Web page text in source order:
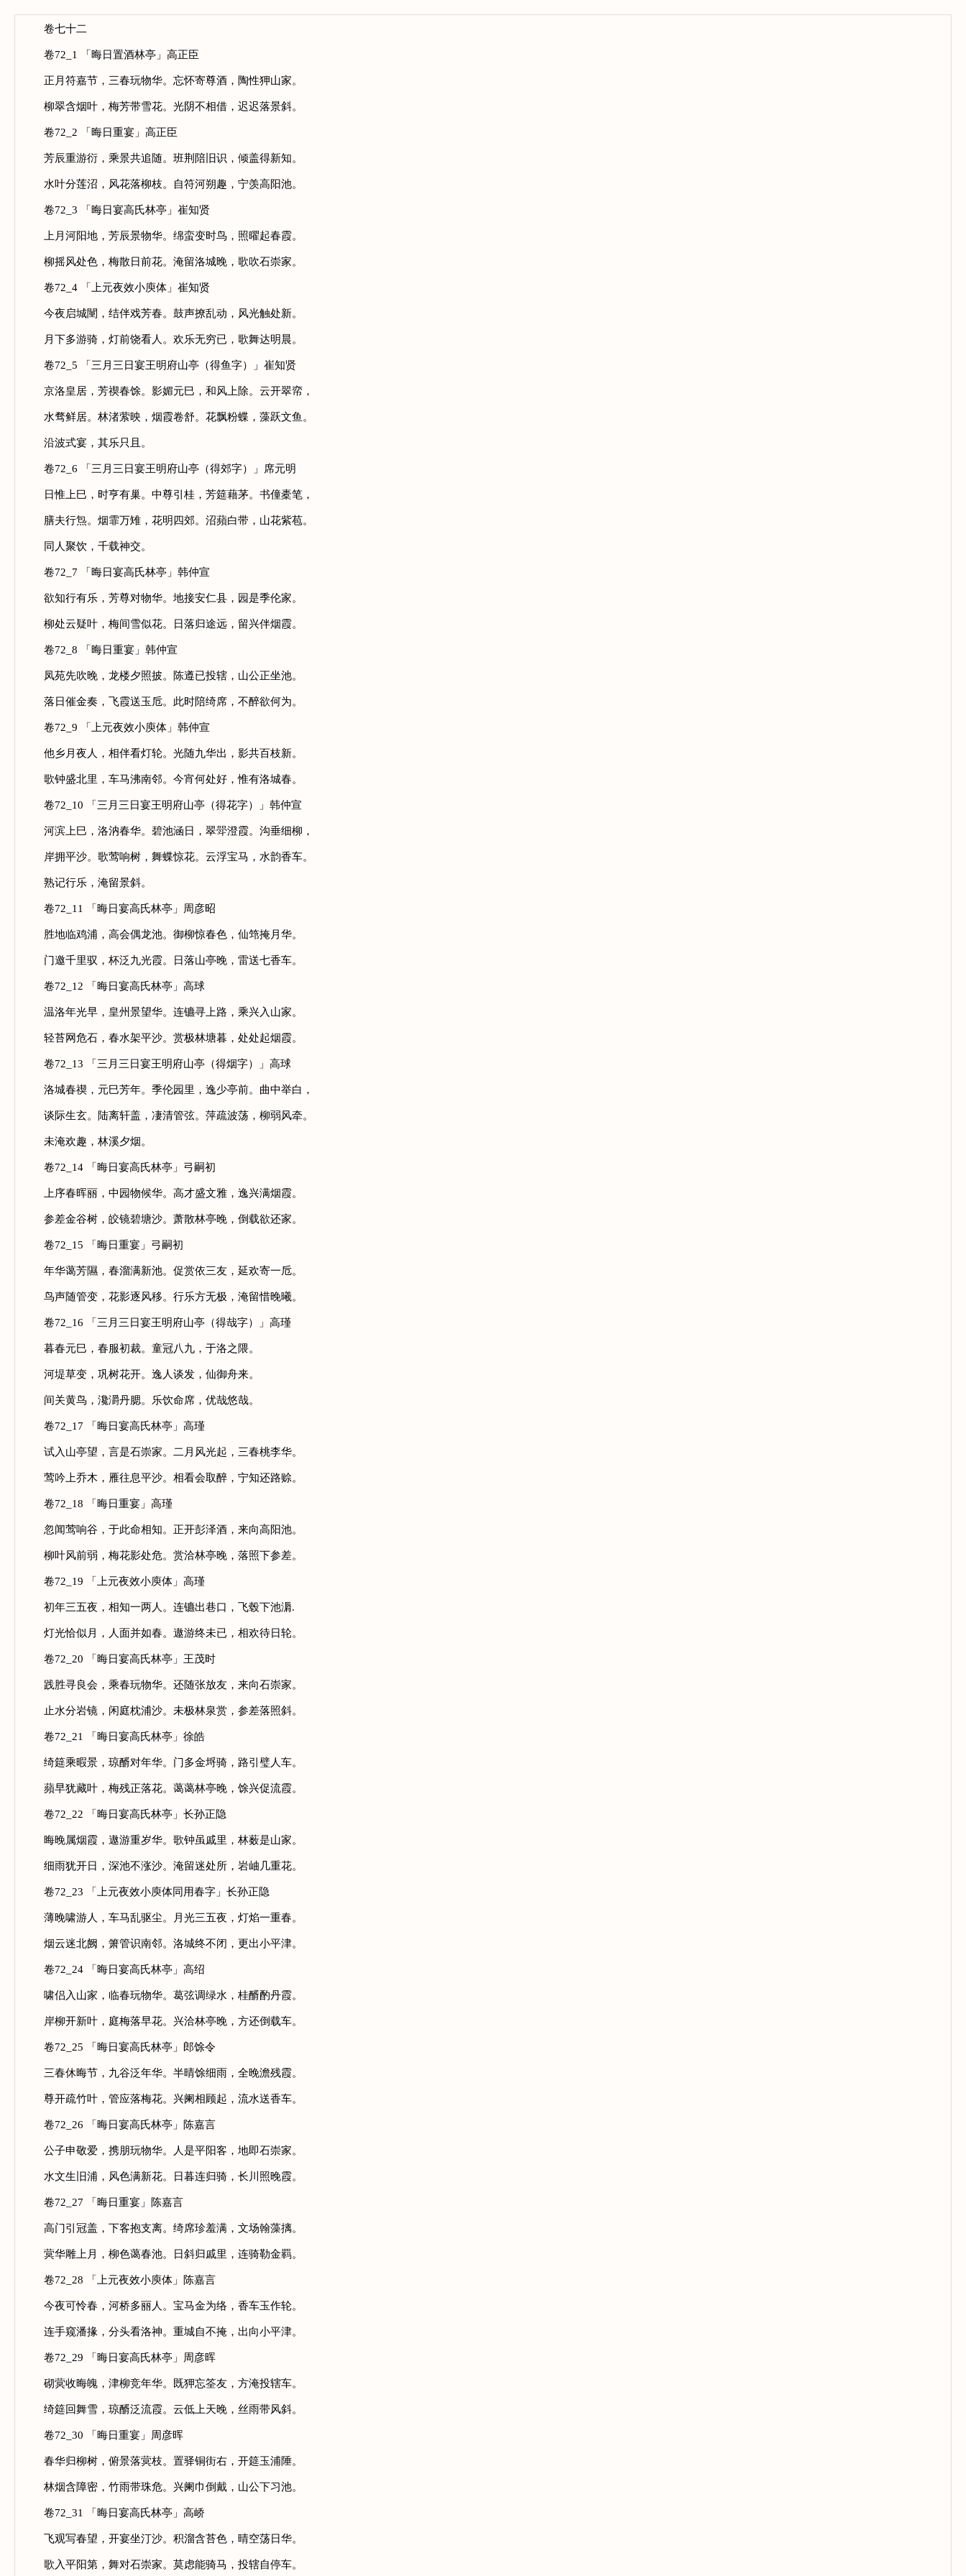
卷七十二
卷72_1 「晦日置酒林亭」高正臣
正月符嘉节，三春玩物华。忘怀寄尊酒，陶性狎山家。
柳翠含烟叶，梅芳带雪花。光阴不相借，迟迟落景斜。
卷72_2 「晦日重宴」高正臣
芳辰重游衍，乘景共追随。班荆陪旧识，倾盖得新知。
水叶分莲沼，风花落柳枝。自符河朔趣，宁羡高阳池。
卷72_3 「晦日宴高氏林亭」崔知贤
上月河阳地，芳辰景物华。绵蛮变时鸟，照曜起春霞。
柳摇风处色，梅散日前花。淹留洛城晚，歌吹石崇家。
卷72_4 「上元夜效小庾体」崔知贤
今夜启城闉，结伴戏芳春。鼓声撩乱动，风光触处新。
月下多游骑，灯前饶看人。欢乐无穷已，歌舞达明晨。
卷72_5 「三月三日宴王明府山亭（得鱼字）」崔知贤
京洛皇居，芳禊春馀。影媚元巳，和风上除。云开翠帟，
水骛鲜居。林渚萦映，烟霞卷舒。花飘粉蝶，藻跃文鱼。
沿波式宴，其乐只且。
卷72_6 「三月三日宴王明府山亭（得郊字）」席元明
日惟上巳，时亨有巢。中尊引桂，芳筵藉茅。书僮橐笔，
膳夫行炰。烟霏万雉，花明四郊。沼蘋白带，山花紫苞。
同人聚饮，千载神交。
卷72_7 「晦日宴高氏林亭」韩仲宣
欲知行有乐，芳尊对物华。地接安仁县，园是季伦家。
柳处云疑叶，梅间雪似花。日落归途远，留兴伴烟霞。
卷72_8 「晦日重宴」韩仲宣
凤苑先吹晚，龙楼夕照披。陈遵已投辖，山公正坐池。
落日催金奏，飞霞送玉卮。此时陪绮席，不醉欲何为。
卷72_9 「上元夜效小庾体」韩仲宣
他乡月夜人，相伴看灯轮。光随九华出，影共百枝新。
歌钟盛北里，车马沸南邻。今宵何处好，惟有洛城春。
卷72_10 「三月三日宴王明府山亭（得花字）」韩仲宣
河滨上巳，洛汭春华。碧池涵日，翠斝澄霞。沟垂细柳，
岸拥平沙。歌莺响树，舞蝶惊花。云浮宝马，水韵香车。
熟记行乐，淹留景斜。
卷72_11 「晦日宴高氏林亭」周彦昭
胜地临鸡浦，高会偶龙池。御柳惊春色，仙筇掩月华。
门邀千里驭，杯泛九光霞。日落山亭晚，雷送七香车。
卷72_12 「晦日宴高氏林亭」高球
温洛年光早，皇州景望华。连镳寻上路，乘兴入山家。
轻苔网危石，春水架平沙。赏极林塘暮，处处起烟霞。
卷72_13 「三月三日宴王明府山亭（得烟字）」高球
洛城春禊，元巳芳年。季伦园里，逸少亭前。曲中举白，
谈际生玄。陆离轩盖，凄清管弦。萍疏波荡，柳弱风牵。
未淹欢趣，林溪夕烟。
卷72_14 「晦日宴高氏林亭」弓嗣初
上序春晖丽，中园物候华。高才盛文雅，逸兴满烟霞。
参差金谷树，皎镜碧塘沙。萧散林亭晚，倒载欲还家。
卷72_15 「晦日重宴」弓嗣初
年华蔼芳隰，春溜满新池。促赏依三友，延欢寄一卮。
鸟声随管变，花影逐风移。行乐方无极，淹留惜晚曦。
卷72_16 「三月三日宴王明府山亭（得哉字）」高瑾
暮春元巳，春服初裁。童冠八九，于洛之隈。
河堤草变，巩树花开。逸人谈发，仙御舟来。
间关黄鸟，瀺灂丹腮。乐饮命席，优哉悠哉。
卷72_17 「晦日宴高氏林亭」高瑾
试入山亭望，言是石崇家。二月风光起，三春桃李华。
莺吟上乔木，雁往息平沙。相看会取醉，宁知还路赊。
卷72_18 「晦日重宴」高瑾
忽闻莺响谷，于此命相知。正开彭泽酒，来向高阳池。
柳叶风前弱，梅花影处危。赏洽林亭晚，落照下参差。
卷72_19 「上元夜效小庾体」高瑾
初年三五夜，相知一两人。连镳出巷口，飞毂下池漘.
灯光恰似月，人面并如春。遨游终未已，相欢待日轮。
卷72_20 「晦日宴高氏林亭」王茂时
践胜寻良会，乘春玩物华。还随张放友，来向石崇家。
止水分岩镜，闲庭枕浦沙。未极林泉赏，参差落照斜。
卷72_21 「晦日宴高氏林亭」徐皓
绮筵乘暇景，琼醑对年华。门多金埒骑，路引璧人车。
蘋早犹藏叶，梅残正落花。蔼蔼林亭晚，馀兴促流霞。
卷72_22 「晦日宴高氏林亭」长孙正隐
晦晚属烟霞，遨游重岁华。歌钟虽戚里，林薮是山家。
细雨犹开日，深池不涨沙。淹留迷处所，岩岫几重花。
卷72_23 「上元夜效小庾体同用春字」长孙正隐
薄晚啸游人，车马乱驱尘。月光三五夜，灯焰一重春。
烟云迷北阙，箫管识南邻。洛城终不闭，更出小平津。
卷72_24 「晦日宴高氏林亭」高绍
啸侣入山家，临春玩物华。葛弦调绿水，桂醑酌丹霞。
岸柳开新叶，庭梅落早花。兴洽林亭晚，方还倒载车。
卷72_25 「晦日宴高氏林亭」郎馀令
三春休晦节，九谷泛年华。半晴馀细雨，全晚澹残霞。
尊开疏竹叶，管应落梅花。兴阑相顾起，流水送香车。
卷72_26 「晦日宴高氏林亭」陈嘉言
公子申敬爱，携朋玩物华。人是平阳客，地即石崇家。
水文生旧浦，风色满新花。日暮连归骑，长川照晚霞。
卷72_27 「晦日重宴」陈嘉言
高门引冠盖，下客抱支离。绮席珍羞满，文场翰藻摛。
蓂华雕上月，柳色蔼春池。日斜归戚里，连骑勒金羁。
卷72_28 「上元夜效小庾体」陈嘉言
今夜可怜春，河桥多丽人。宝马金为络，香车玉作轮。
连手窥潘掾，分头看洛神。重城自不掩，出向小平津。
卷72_29 「晦日宴高氏林亭」周彦晖
砌蓂收晦魄，津柳竞年华。既狎忘筌友，方淹投辖车。
绮筵回舞雪，琼醑泛流霞。云低上天晚，丝雨带风斜。
卷72_30 「晦日重宴」周彦晖
春华归柳树，俯景落蓂枝。置驿铜街右，开筵玉浦陲。
林烟含障密，竹雨带珠危。兴阑巾倒戴，山公下习池。
卷72_31 「晦日宴高氏林亭」高峤
飞观写春望，开宴坐汀沙。积溜含苔色，晴空荡日华。
歌入平阳第，舞对石崇家。莫虑能骑马，投辖自停车。